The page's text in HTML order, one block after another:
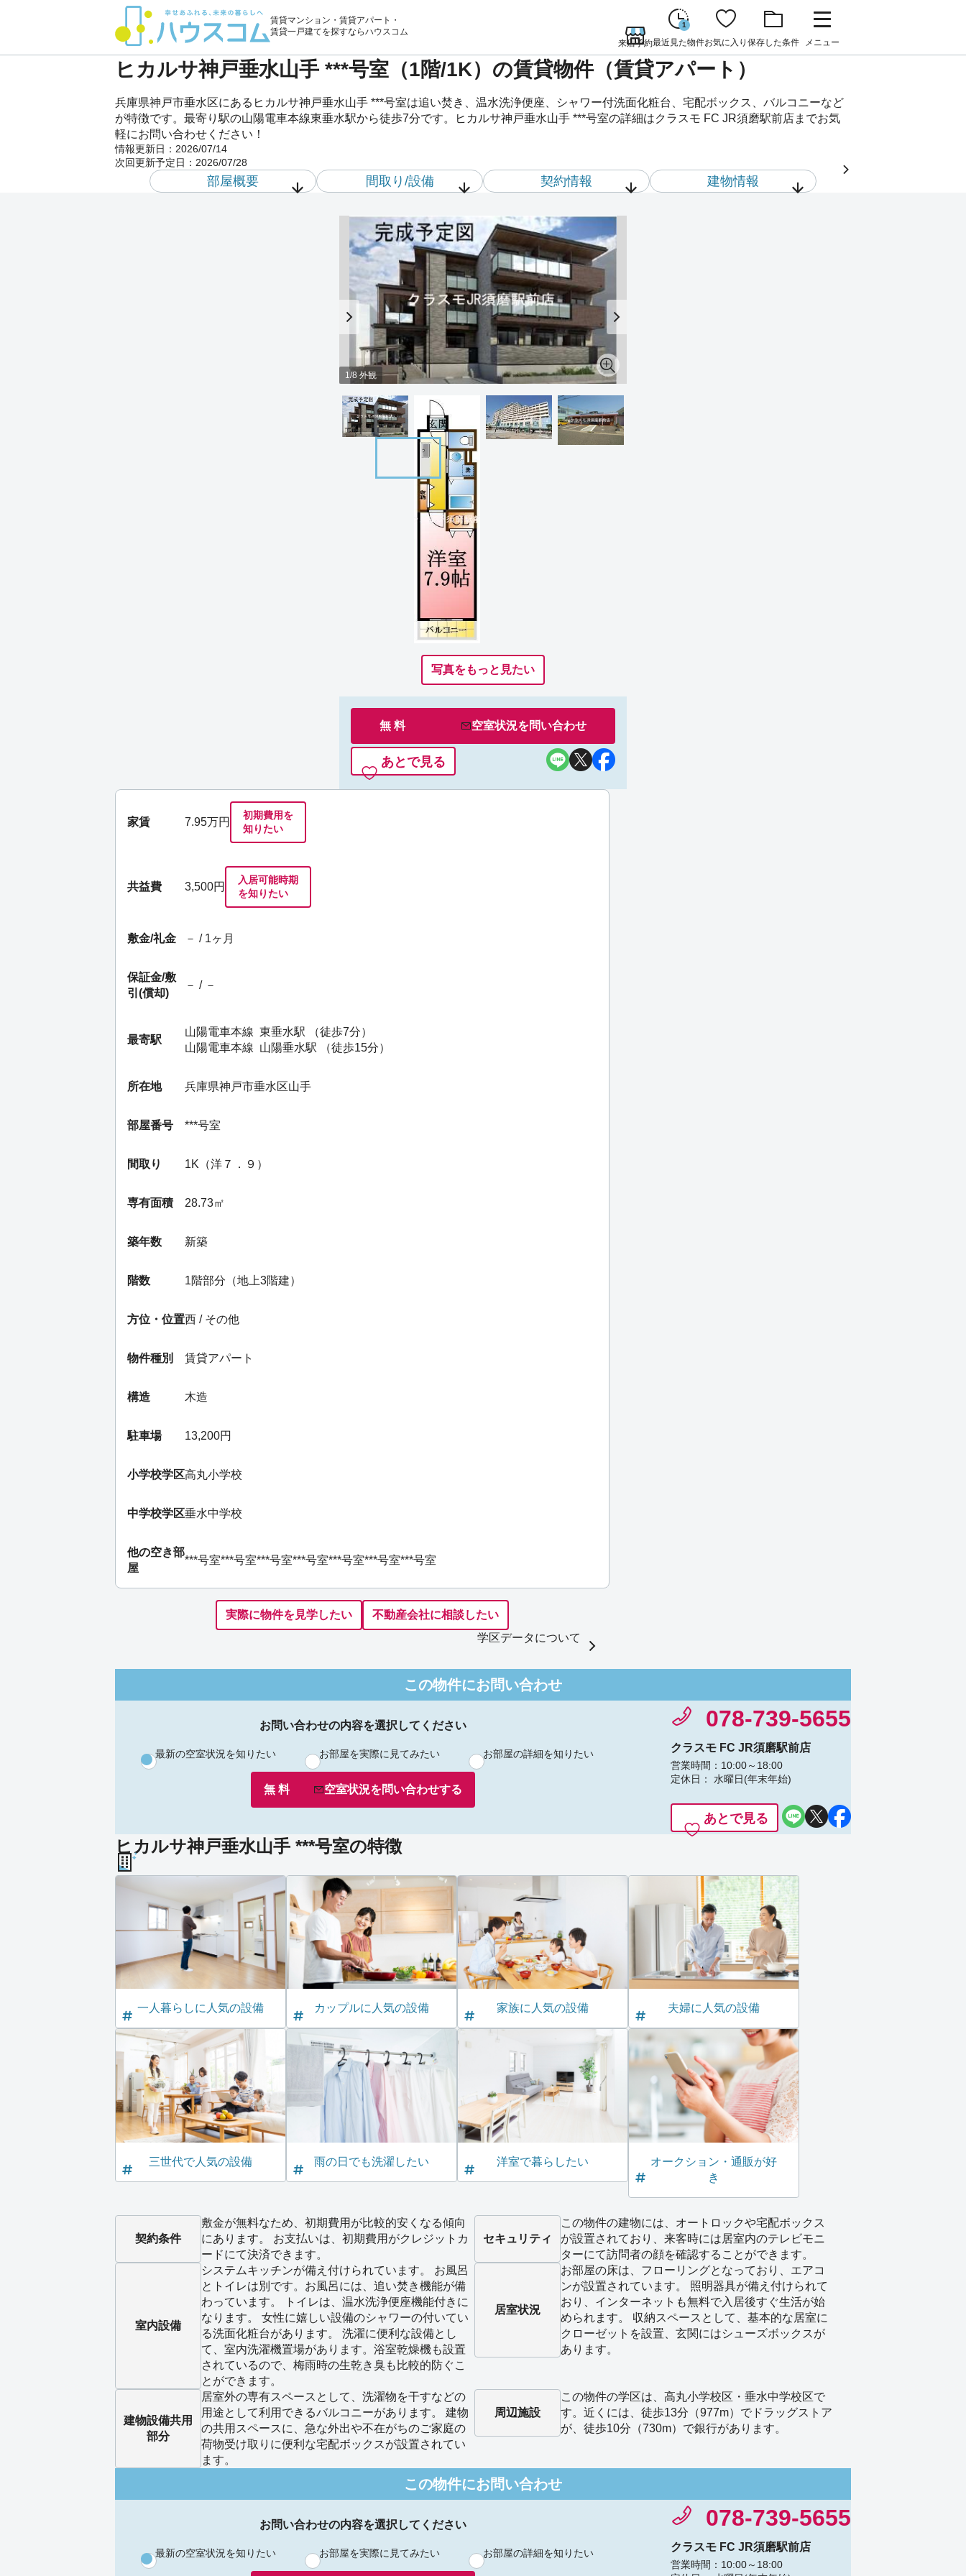
賃貸マンション・賃貸アパート・
賃貸一戸建てを探すならハウスコム
来店予約
1
最近見た物件お気に入り 保存した条件 メニュー
ヒカルサ神戸垂水山手 ***号室（1階/1K）の賃貸物件（賃貸アパート）
兵庫県神戸市垂水区にあるヒカルサ神戸垂水山手 ***号室は追い焚き、温水洗浄便座、シャワー付洗面化粧台、宅配ボックス、バルコニーなど
が特徴です。最寄り駅の山陽電車本線東垂水駅から徒歩7分です。ヒカルサ神戸垂水山手 ***号室の詳細はクラスモ FC JR須磨駅前店までお気
軽にお問い合わせください！
情報更新日： 2026/07/14
次回更新予定日： 2026/07/28
部屋概要 間取り/設備 契約情報 建物情報
1/8 外観
写真をもっと見たい
無 料 空室状況を問い合わせ
あとで見る
家賃 7.95万円
初期費用を
知りたい
共益費 3,500円
入居可能時期
を知りたい
敷金/礼金 － / 1ヶ月
保証金/敷
引(償却)
－ / －
最寄駅
山陽電車本線 東垂水駅 （徒歩7分）
山陽電車本線 山陽垂水駅 （徒歩15分）
所在地 兵庫県神戸市垂水区山手
部屋番号 ***号室
間取り 1K（洋７．９）
専有面積 28.73㎡
築年数 新築
階数 1階部分（地上3階建）
方位・位置西 / その他
物件種別 賃貸アパート
構造 木造
駐車場 13,200円
小学校学区高丸小学校
中学校学区垂水中学校
他の空き部
屋
***号室***号室***号室***号室***号室***号室***号室
実際に物件を見学したい
不動産会社に相談したい
学区データについて
この物件にお問い合わせ
お問い合わせの内容を選択してください
最新の空室状況を知りたい お部屋を実際に見てみたい お部屋の詳細を知りたい
無 料 空室状況を問い合わせする
078-739-5655
クラスモ FC JR須磨駅前店
営業時間：10:00～18:00
定休日： 水曜日(年末年始)
あとで見る
ヒカルサ神戸垂水山手 ***号室の特徴
一人暮らしに人気の設備 カップルに人気の設備 家族に人気の設備 夫婦に人気の設備
三世代で人気の設備 雨の日でも洗濯したい 洋室で暮らしたい
オークション・通販が好
き
契約条件
敷金が無料なため、初期費用が比較的安くなる傾向
にあります。 お支払いは、初期費用がクレジットカ
ードにて決済できます。
セキュリティ
この物件の建物には、オートロックや宅配ボックス
が設置されており、来客時には居室内のテレビモニ
ターにて訪問者の顔を確認することができます。
室内設備
システムキッチンが備え付けられています。 お風呂
とトイレは別です。お風呂には、追い焚き機能が備
わっています。 トイレは、温水洗浄便座機能付きに
なります。 女性に嬉しい設備のシャワーの付いてい
る洗面化粧台があります。 洗濯に便利な設備とし
て、室内洗濯機置場があります。浴室乾燥機も設置
されているので、梅雨時の生乾き臭も比較的防ぐこ
とができます。
居室状況
お部屋の床は、フローリングとなっており、エアコ
ンが設置されています。 照明器具が備え付けられて
おり、インターネットも無料で入居後すぐ生活が始
められます。 収納スペースとして、基本的な居室に
クローゼットを設置、玄関にはシューズボックスが
あります。
建物設備共用
部分
居室外の専有スペースとして、洗濯物を干すなどの
用途として利用できるバルコニーがあります。 建物
の共用スペースに、急な外出や不在がちのご家庭の
荷物受け取りに便利な宅配ボックスが設置されてい
ます。
周辺施設
この物件の学区は、高丸小学校区・垂水中学校区で
す。近くには、徒歩13分（977m）でドラッグストア
が、徒歩10分（730m）で銀行があります。
この物件にお問い合わせ
お問い合わせの内容を選択してください
最新の空室状況を知りたい お部屋を実際に見てみたい お部屋の詳細を知りたい
078-739-5655
クラスモ FC JR須磨駅前店
営業時間：10:00～18:00